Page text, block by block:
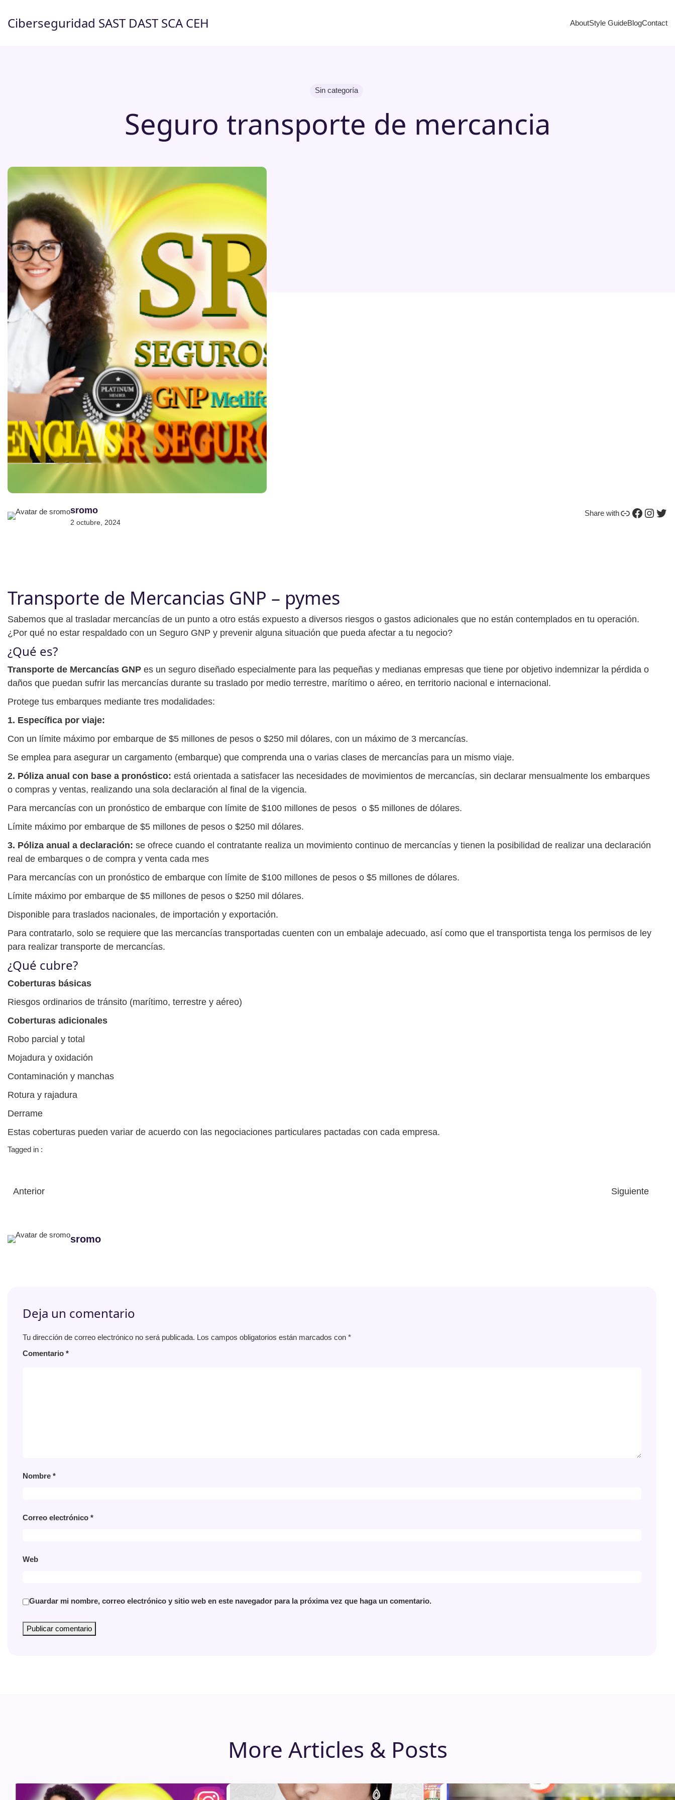
contenido
Ciberseguridad SAST DAST SCA CEH AboutStyle GuideBlogContact
Sin categoría
Seguro transporte de mercancia
sromo
2 octubre, 2024
Share withEnlace Facebook Instagram Twitter
Transporte de Mercancias GNP – pymes
​Sabemos que al trasladar mercancías de un punto a otro estás expuesto a diversos riesgos o gastos adicionales que no están contemplados en tu operación.
¿Por qué no estar respaldado con un Seguro GNP y prevenir alguna situación que pueda afectar a tu negocio?
¿Qué es?
Transporte de Mercancías GNP es un seguro diseñado especialmente para las pequeñas y medianas empresas que tiene por objetivo indemnizar la pérdida o
daños que puedan sufrir las mercancías durante su traslado por medio terrestre, marítimo o aéreo, en territorio nacional e internacional.
Protege tus embarques mediante tres modalidades:
1. Específica por viaje:
Con un límite máximo por embarque de $5 millones de pesos o $250 mil dólares, con un máximo de 3 mercancías.
Se emplea para asegurar un cargamento (embarque) que comprenda una o varias clases de mercancías para un mismo viaje.
2. Póliza anual con base a pronóstico: está orientada a satisfacer las necesidades de movimientos de mercancías, sin declarar mensualmente los embarques
o compras y ventas, realizando una sola declaración al final de la vigencia.
Para mercancías con un pronóstico de embarque con límite de $100 millones de pesos o $5 millones de dólares.
Límite máximo por embarque de $5 millones de pesos o $250 mil dólares.
3. Póliza anual a declaración: se ofrece cuando el contratante realiza un movimiento continuo de mercancías y tienen la posibilidad de realizar una declaración
real de embarques o de compra y venta cada mes
Para mercancías con un pronóstico de embarque con límite de $100 millones de pesos o $5 millones de dólares.
Límite máximo por embarque de $5 millones de pesos o $250 mil dólares.
Disponible para traslados nacionales, de importación y exportación.
Para contratarlo, solo se requiere que las mercancías transportadas cuenten con un embalaje adecuado, así como que el transportista tenga los permisos de ley
para realizar transporte de mercancías.
¿Qué cubre?
Coberturas básicas
Riesgos ordinarios de tránsito (marítimo, terrestre y aéreo)
Coberturas adicionales
Robo parcial y total
Mojadura y oxidación
Contaminación y manchas
Rotura y rajadura
Derrame
Estas coberturas pueden variar de acuerdo con las negociaciones particulares pactadas con cada empresa.
Tagged in :
Anterior Siguiente
sromo
Deja un comentario
Tu dirección de correo electrónico no será publicada. Los campos obligatorios están marcados con *
Comentario *
Nombre *
Correo electrónico *
Web
Guardar mi nombre, correo electrónico y sitio web en este navegador para la próxima vez que haga un comentario.
More Articles & Posts